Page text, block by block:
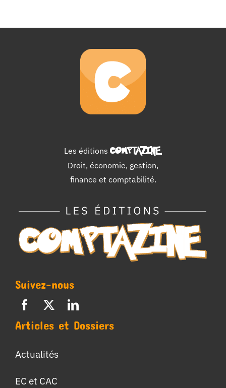
Les éditions COMPTAZINE.
Droit, économie, gestion,
finance et comptabilité.
Suivez-nous
Articles et Dossiers
Actualités
EC et CAC